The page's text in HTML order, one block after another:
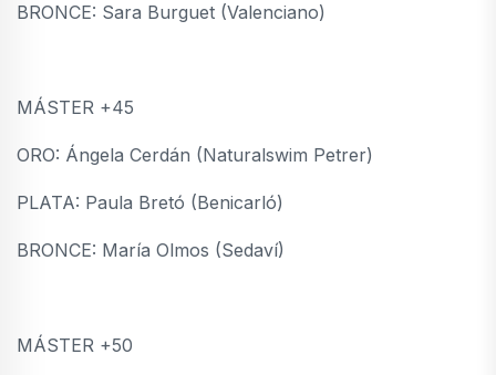
BRONCE: Sara Burguet (Valenciano)
MÁSTER +45
ORO: Ángela Cerdán (Naturalswim Petrer)
PLATA: Paula Bretó (Benicarló)
BRONCE: María Olmos (Sedaví)
MÁSTER +50